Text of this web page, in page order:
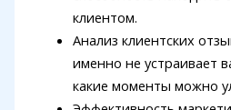
клиентом.
Анализ клиентских
именно не устраивает
какие моменты можно